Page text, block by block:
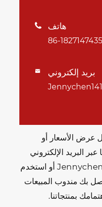
 هاتف
 بريد إلكتروني
عرض الأسعار أو
عبر البريد الإلكتروني
على Jennychen141213@gmail.com أو استخدم
بك مندوب المبيعات